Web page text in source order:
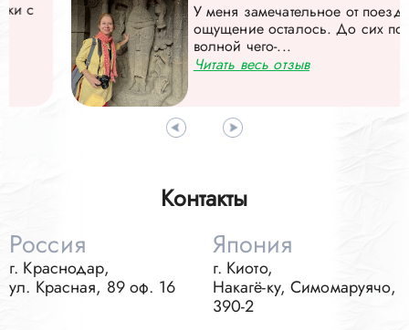
У меня замечательное от поездки
ощущение осталось. До сих пор такой
волной чего-...
Читать весь отзыв
Контакты
Россия
г. Краснодар,
ул. Красная, 89 оф. 16
Япония
г. Киото,
Накагё-ку, Симомаруячо,
390-2